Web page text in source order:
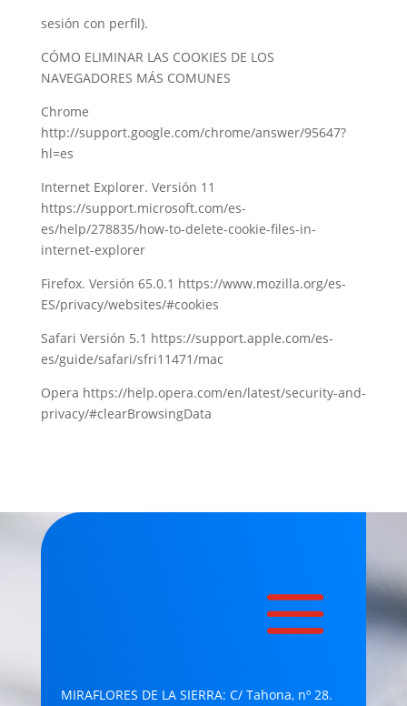
sesión con perfil).
CÓMO ELIMINAR LAS COOKIES DE LOS
NAVEGADORES MÁS COMUNES
Chrome
http://support.google.com/chrome/answer/95647?
hl=es
Internet Explorer. Versión 11
https://support.microsoft.com/es-
es/help/278835/how-to-delete-cookie-files-in-
internet-explorer
Firefox. Versión 65.0.1 https://www.mozilla.org/es-
ES/privacy/websites/#cookies
Safari Versión 5.1 https://support.apple.com/es-
es/guide/safari/sfri11471/mac
Opera https://help.opera.com/en/latest/security-and-
privacy/#clearBrowsingData
MIRAFLORES DE LA SIERRA: C/ Tahona, nº 28.